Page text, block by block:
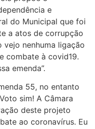
e
do Municipal que foi
a atos de corrupção
vejo nenhuma ligação
combate à covid19.
emenda”.
55, no entanto
sim! A Câmara
deste projeto
ao coronavírus. Eu